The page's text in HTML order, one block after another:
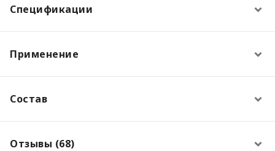
Спецификации
Применение
Состав
Отзывы (68)